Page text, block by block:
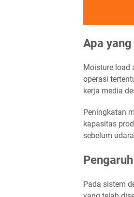
Apa
Moisture load
operasi
kerja media
Peningkatan
kapasitas
sebelum
Pada sistem